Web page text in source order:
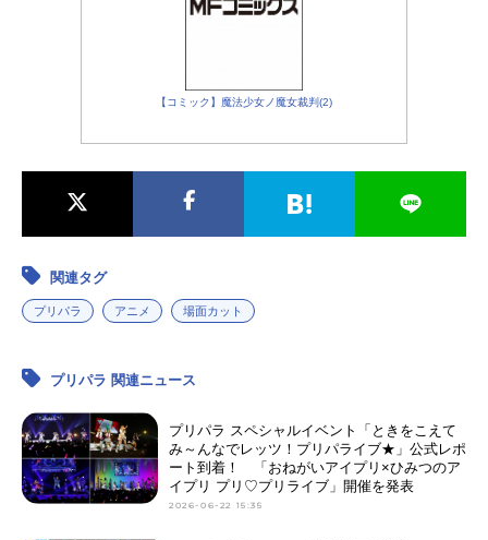
【コミック】魔法少女ノ魔女裁判(2)
関連タグ
プリパラ アニメ 場面カット
プリパラ 関連ニュース
プリパラ スペシャルイベント「ときをこえて
み～んなでレッツ！プリパライブ★」公式レポ
ート到着！ 「おねがいアイプリ×ひみつのア
イプリ プリ♡プリライブ」開催を発表
2026-06-22 15:35